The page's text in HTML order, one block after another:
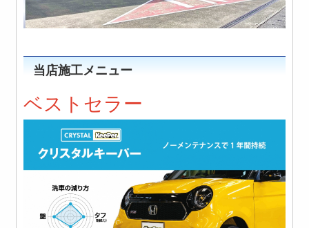
当店施工メニュー
ベストセラー